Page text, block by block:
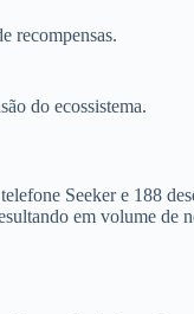
recompensas.
do ecossistema.
Seeker e 188
em volume de